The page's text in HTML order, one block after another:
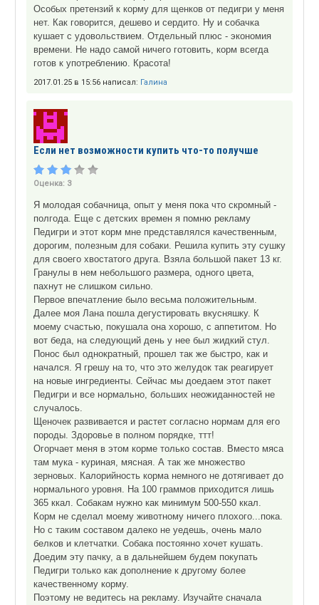
Особых претензий к корму для щенков от педигри у меня
нет. Как говорится, дешево и сердито. Ну и собачка
кушает с удовольствием. Отдельный плюс - экономия
времени. Не надо самой ничего готовить, корм всегда
готов к употреблению. Красота!
2017.01.25 в 15:56 написал: Галина
Если нет возможности купить что-то получше
Оценка: 3
Я молодая собачница, опыт у меня пока что скромный -
полгода. Еще с детских времен я помню рекламу
Педигри и этот корм мне представлялся качественным,
дорогим, полезным для собаки. Решила купить эту сушку
для своего хвостатого друга. Взяла большой пакет 13 кг.
Гранулы в нем небольшого размера, одного цвета,
пахнут не слишком сильно.
Первое впечатление было весьма положительным.
Далее моя Лана пошла дегустировать вкусняшку. К
моему счастью, покушала она хорошо, с аппетитом. Но
вот беда, на следующий день у нее был жидкий стул.
Понос был однократный, прошел так же быстро, как и
начался. Я грешу на то, что это желудок так реагирует
на новые ингредиенты. Сейчас мы доедаем этот пакет
Педигри и все нормально, больших неожиданностей не
случалось.
Щеночек развивается и растет согласно нормам для его
породы. Здоровье в полном порядке, ттт!
Огорчает меня в этом корме только состав. Вместо мяса
там мука - куриная, мясная. А так же множество
зерновых. Калорийность корма немного не дотягивает до
нормального уровня. На 100 граммов приходится лишь
365 ккал. Собакам нужно как минимум 500-550 ккал.
Корм не сделал моему животному ничего плохого...пока.
Но с таким составом далеко не уедешь, очень мало
белков и клетчатки. Собака постоянно хочет кушать.
Доедим эту пачку, а в дальнейшем будем покупать
Педигри только как дополнение к другому более
качественному корму.
Поэтому не ведитесь на рекламу. Изучайте сначала